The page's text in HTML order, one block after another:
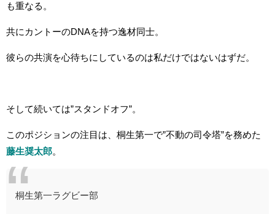
も重なる。
共にカントーのDNAを持つ逸材同士。
彼らの共演を心待ちにしているのは私だけではないはずだ。
そして続いては”スタンドオフ”。
このポジションの注目は、桐生第一で”不動の司令塔”を務めた
藤生奨太郎
桐生第一ラグビー部